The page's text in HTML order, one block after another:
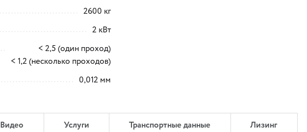
2600 кг
2 кВт
< 2,5 (один проход)
< 1,2 (несколько проходов)
0,012 мм
Видео Услуги Транспортные данные Лизинг